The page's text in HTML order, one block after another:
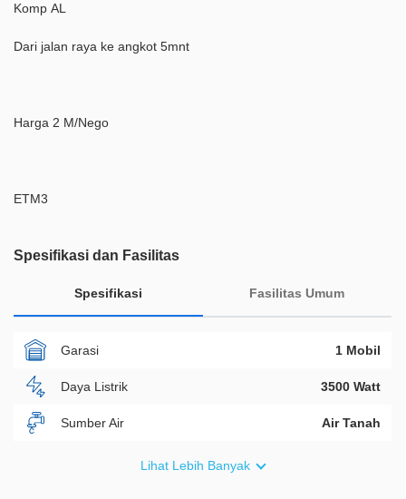
Komp AL
Dari jalan raya ke angkot 5mnt
Harga 2 M/Nego
ETM3
Spesifikasi dan Fasilitas
Spesifikasi Fasilitas Umum
Garasi 1 Mobil
Daya Listrik 3500 Watt
Sumber Air Air Tanah
Lihat Lebih Banyak